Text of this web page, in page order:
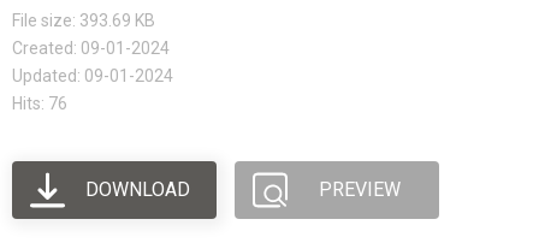
File size: 393.69 KB
Created: 09-01-2024
Updated: 09-01-2024
Hits: 76
DOWNLOAD PREVIEW